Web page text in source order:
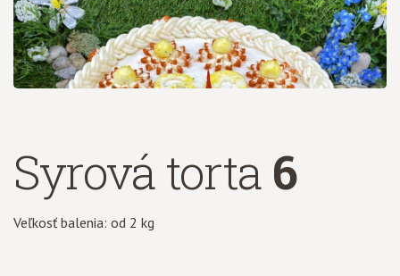
Syrová torta 6
Veľkosť balenia: od 2 kg